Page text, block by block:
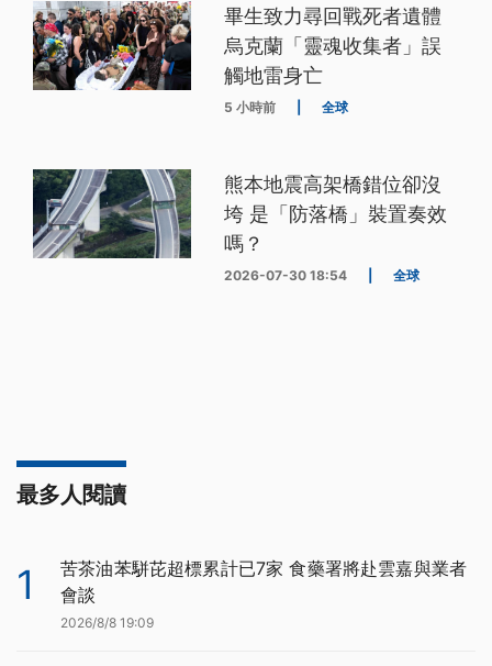
畢生致力尋回戰死者遺體
烏克蘭「靈魂收集者」誤
觸地雷身亡
5 小時前 全球
熊本地震高架橋錯位卻沒
垮 是「防落橋」裝置奏效
嗎？
2026-07-30 18:54 全球
最多人閱讀
1
苦茶油苯駢芘超標累計已7家 食藥署將赴雲嘉與業者
會談
2026/8/8 19:09